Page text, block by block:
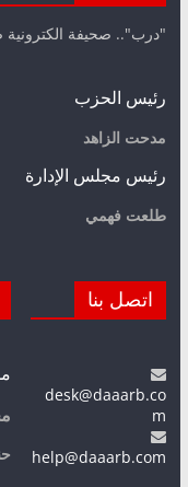
"درب".. صحيفة
رئيس الحزب
مدحت الزاهد
رئيس مجلس الإدارة
طلعت فهمي
اتصل بنا
desk@daaarb.co
m
help@daaarb.com